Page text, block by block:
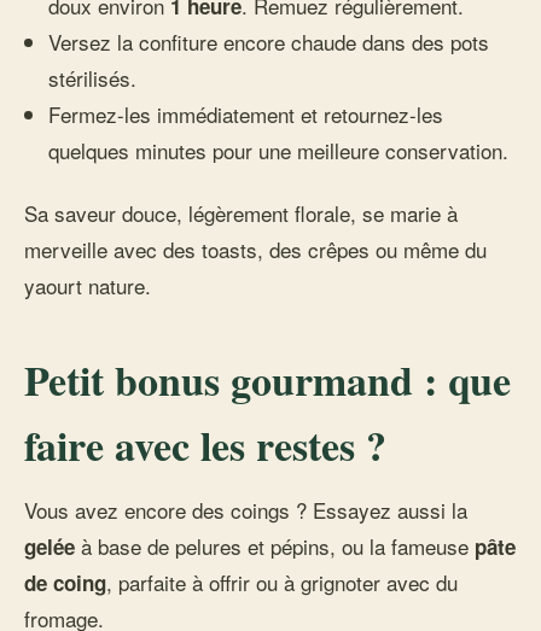
1 heure
Versez la confiture encore chaude dans des pots
stérilisés.
Fermez-les immédiatement et retournez-les
quelques minutes pour une meilleure conservation.
Sa saveur douce, légèrement florale, se marie à
merveille avec des toasts, des crêpes ou même du
yaourt nature.
Petit bonus gourmand : que
faire avec les restes ?
Vous avez encore des coings ? Essayez aussi la
gelée à base de pelures et pépins, ou la fameuse pâte
de coing, parfaite à offrir ou à grignoter avec du
fromage.